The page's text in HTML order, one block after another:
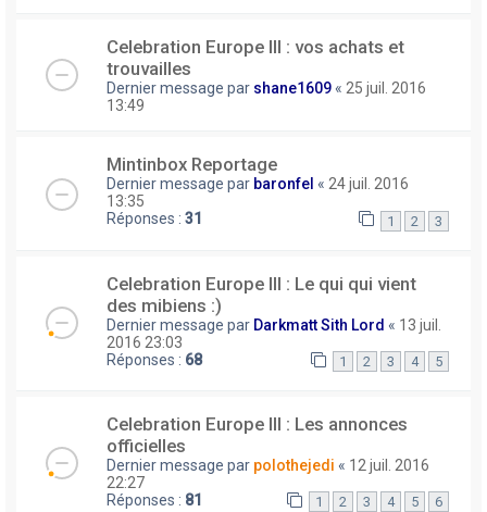
Celebration Europe III : vos achats et
trouvailles
Dernier message par shane1609 « 25 juil. 2016
13:49
Mintinbox Reportage
Dernier message par baronfel « 24 juil. 2016
13:35
Réponses : 31 1 2 3
Celebration Europe III : Le qui qui vient
des mibiens :)
Dernier message par Darkmatt Sith Lord « 13 juil.
2016 23:03
Réponses : 68 1 2 3 4 5
Celebration Europe III : Les annonces
officielles
Dernier message par polothejedi « 12 juil. 2016
22:27
Réponses : 81 1 2 3 4 5 6